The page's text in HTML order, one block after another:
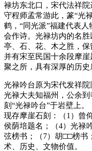
禄坊东北口，宋代法祥
守程师孟常游此，篆“光
鹤，“同光派”福建代表
会作诗。光禄坊内的名胜
亭、石、花、木之胜，保
并有宋至民国十余段摩
聚之所，具有深厚的历史
光禄吟台原为宋代发祥
光禄大夫知福州，公余
刻“光禄吟台”于岩壁上。
现存摩崖石刻：（1）曾
侯荫培题名；（4）光禄
弦榜书；（7）胡□□榜书
术、历史、文物价值。